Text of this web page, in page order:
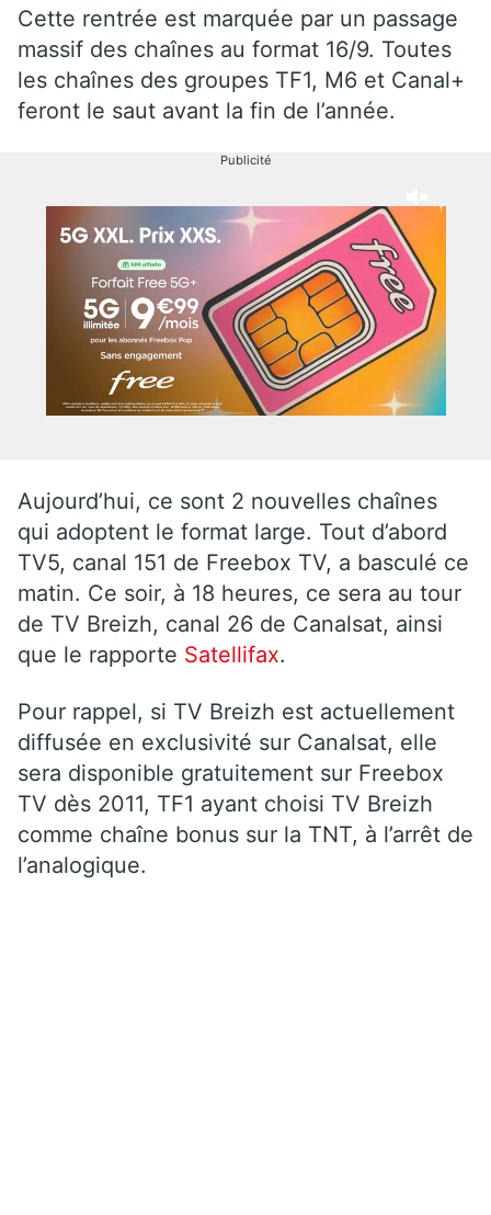
Cette rentrée est marquée par un passage
massif des chaînes au format 16/9. Toutes
les chaînes des groupes TF1, M6 et Canal+
feront le saut avant la fin de l’année.
Publicité
Aujourd’hui, ce sont 2 nouvelles chaînes
qui adoptent le format large. Tout d’abord
TV5, canal 151 de Freebox TV, a basculé ce
matin. Ce soir, à 18 heures, ce sera au tour
de TV Breizh, canal 26 de Canalsat, ainsi
que le rapporte Satellifax.
Pour rappel, si TV Breizh est actuellement
diffusée en exclusivité sur Canalsat, elle
sera disponible gratuitement sur Freebox
TV dès 2011, TF1 ayant choisi TV Breizh
comme chaîne bonus sur la TNT, à l’arrêt de
l’analogique.